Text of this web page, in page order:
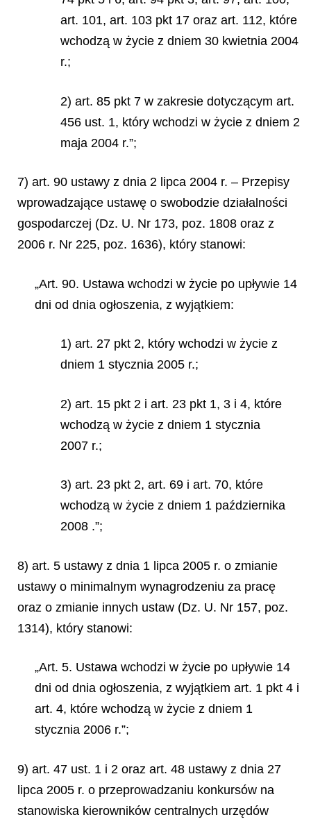
art. 101, art. 103 pkt 17 oraz art. 112, które
wchodzą w życie z dniem 30 kwietnia 2004
r.;
2) art. 85 pkt 7 w zakresie dotyczącym art.
456 ust. 1, który wchodzi w życie z dniem 2
maja 2004 r.”;
7) art. 90 ustawy z dnia 2 lipca 2004 r. – Przepisy
wprowadzające ustawę o swobodzie działalności
gospodarczej (Dz. U. Nr 173, poz. 1808 oraz z
2006 r. Nr 225, poz. 1636), który stanowi:
„Art. 90. Ustawa wchodzi w życie po upływie 14
dni od dnia ogłoszenia, z wyjątkiem:
1) art. 27 pkt 2, który wchodzi w życie z
dniem 1 stycznia 2005 r.;
2) art. 15 pkt 2 i art. 23 pkt 1, 3 i 4, które
wchodzą w życie z dniem 1 stycznia
2007 r.;
3) art. 23 pkt 2, art. 69 i art. 70, które
wchodzą w życie z dniem 1 października
2008 .”;
8) art. 5 ustawy z dnia 1 lipca 2005 r. o zmianie
ustawy o minimalnym wynagrodzeniu za pracę
oraz o zmianie innych ustaw (Dz. U. Nr 157, poz.
1314), który stanowi:
„Art. 5. Ustawa wchodzi w życie po upływie 14
dni od dnia ogłoszenia, z wyjątkiem art. 1 pkt 4 i
art. 4, które wchodzą w życie z dniem 1
stycznia 2006 r.”;
9) art. 47 ust. 1 i 2 oraz art. 48 ustawy z dnia 27
lipca 2005 r. o przeprowadzaniu konkursów na
stanowiska kierowników centralnych urzędów